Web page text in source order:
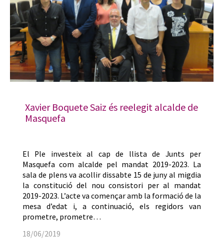
Xavier Boquete Saiz és reelegit alcalde de
Masquefa
El Ple investeix al cap de llista de Junts per
Masquefa com alcalde pel mandat 2019-2023. La
sala de plens va acollir dissabte 15 de juny al migdia
la constitució del nou consistori per al mandat
2019-2023. L’acte va començar amb la formació de la
mesa d’edat i, a continuació, els regidors van
prometre, prometre…
18/06/2019